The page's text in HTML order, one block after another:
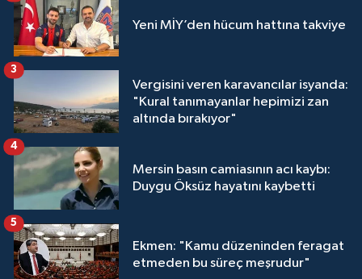
Yeni MİY’den hücum hattına takviye
Vergisini veren karavancılar isyanda:
"Kural tanımayanlar hepimizi zan
altında bırakıyor"
3
Mersin basın camiasının acı kaybı:
Duygu Öksüz hayatını kaybetti
4
Ekmen: "Kamu düzeninden feragat
etmeden bu süreç meşrudur"
5